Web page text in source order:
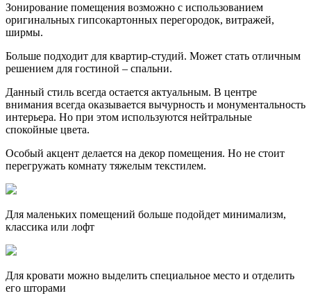
Зонирование помещения возможно с использованием
оригинальных гипсокартонных перегородок, витражей,
ширмы.
Больше подходит для квартир-студий. Может стать отличным
решением для гостиной – спальни.
Данный стиль всегда остается актуальным. В центре
внимания всегда оказывается вычурность и монументальность
интерьера. Но при этом используются нейтральные
спокойные цвета.
Особый акцент делается на декор помещения. Но не стоит
перегружать комнату тяжелым текстилем.
Для маленьких помещений больше подойдет минимализм,
классика или лофт
Для кровати можно выделить специальное место и отделить
его шторами